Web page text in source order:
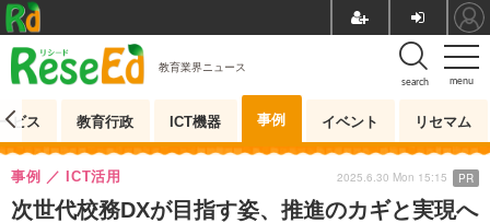
menu
search
教育業界ニュース
ビス 教育行政 ICT機器 事例 イベント リセマム
次世代校務DXが目指す姿、推進のカギと実現へ
事例 ICT活用 2025.6.30 Mon 15:15 PR